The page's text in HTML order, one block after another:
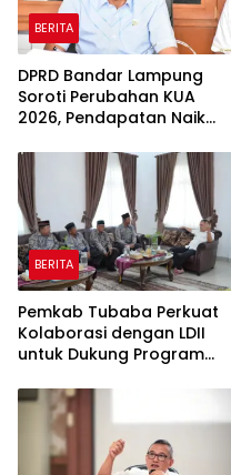
BERITA
DPRD Bandar Lampung
Soroti Perubahan KUA
2026, Pendapatan Naik
Dipangkas
BERITA
Pemkab Tubaba Perkuat
Kolaborasi dengan LDII
untuk Dukung Program